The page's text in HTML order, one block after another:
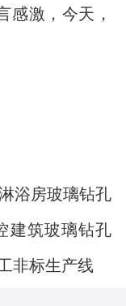
感激，今天，
浴房玻璃钻孔
筑玻璃钻孔
非标生产线